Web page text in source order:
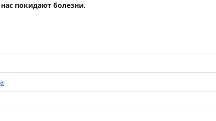
нас покидают болезни.